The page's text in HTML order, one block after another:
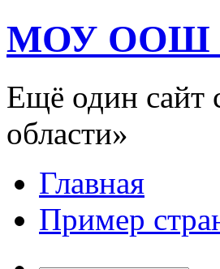
МОУ ООШ с.
Ещё один сайт
области»
Главная
Пример